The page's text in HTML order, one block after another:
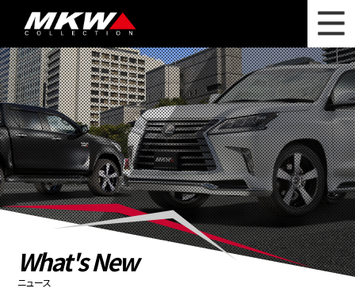
WHAT'S NEW ニュース
WHEEL LINEUP ホイールラインナップ
OTHER PRODUCT 関連製品
PHOTO GALLERY フォトギャラリー
カタログ請求
PRIVACY POLICY 個人情報保護方針
What's New
ニュース